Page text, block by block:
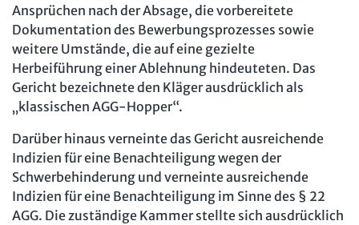
Ansprüchen nach der Absage, die vorbereitete
Dokumentation des Bewerbungsprozesses sowie
weitere Umstände, die auf eine gezielte
Herbeiführung einer Ablehnung hindeuteten. Das
Gericht bezeichnete den Kläger ausdrücklich als
„klassischen AGG-Hopper“.
Darüber hinaus verneinte das Gericht ausreichende
Indizien für eine Benachteiligung wegen der
Schwerbehinderung und verneinte ausreichende
Indizien für eine Benachteiligung im Sinne des § 22
AGG. Die zuständige Kammer stellte sich ausdrücklich